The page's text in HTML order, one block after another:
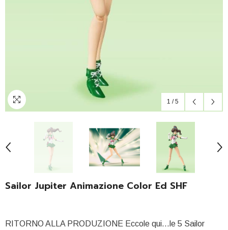
1 / 5
Sailor Jupiter Animazione Color Ed SHF
RITORNO ALLA PRODUZIONE Eccole qui...le 5 Sailor